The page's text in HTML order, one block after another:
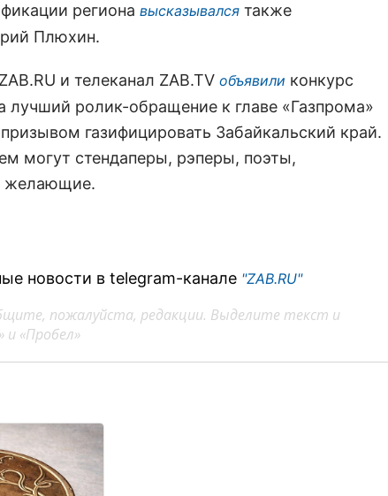
региона высказывался также
Плюхин.
и телеканал ZAB.TV объявили конкурс
лучший ролик-обращение к главе «Газпрома»
газифицировать Забайкальский край.
могут стендаперы, рэперы, поэты,
желающие.
новости в telegram-канале "ZAB.RU"
пожалуйста, редакции. Выделите текст и
«Пробел»